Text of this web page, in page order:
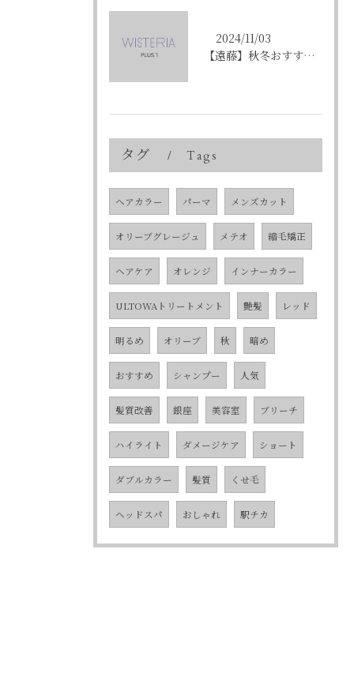
2024/11/03
【遠藤】秋冬おすすめの艶カラー「ショコラブラウン」
タグ Tags
ヘアカラー パーマ メンズカット
オリーブグレージュ メテオ 縮毛矯正
ヘアケア オレンジ インナーカラー
ULTOWAトリートメント 艶髪 レッド
明るめ オリーブ 秋 暗め
おすすめ シャンプー 人気
髪質改善 銀座 美容室 ブリーチ
ハイライト ダメージケア ショート
ダブルカラー 髪質 くせ毛
ヘッドスパ おしゃれ 駅チカ